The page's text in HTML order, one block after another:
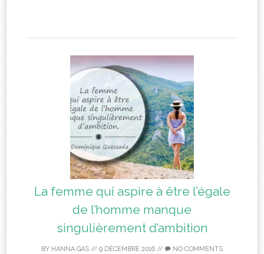
La femme qui aspire à être l’égale
de l’homme manque
singulièrement d’ambition
BY HANNA GAS // 9 DÉCEMBRE 2016 // NO COMMENTS